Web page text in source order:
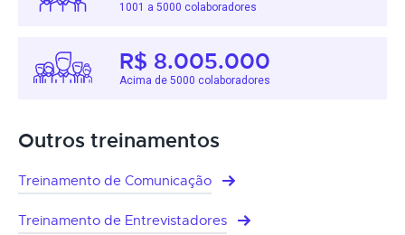
1001 a 5000 colaboradores
R$ 8.005.000
Acima de 5000 colaboradores
Outros treinamentos
Treinamento de Comunicação
Treinamento de Entrevistadores